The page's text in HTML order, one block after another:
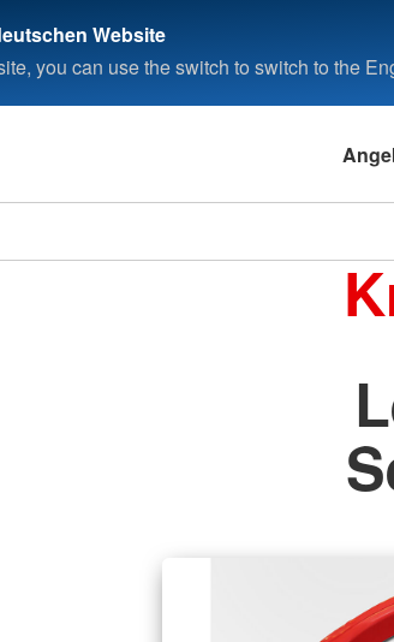
Website
you can use the switch to switch to the